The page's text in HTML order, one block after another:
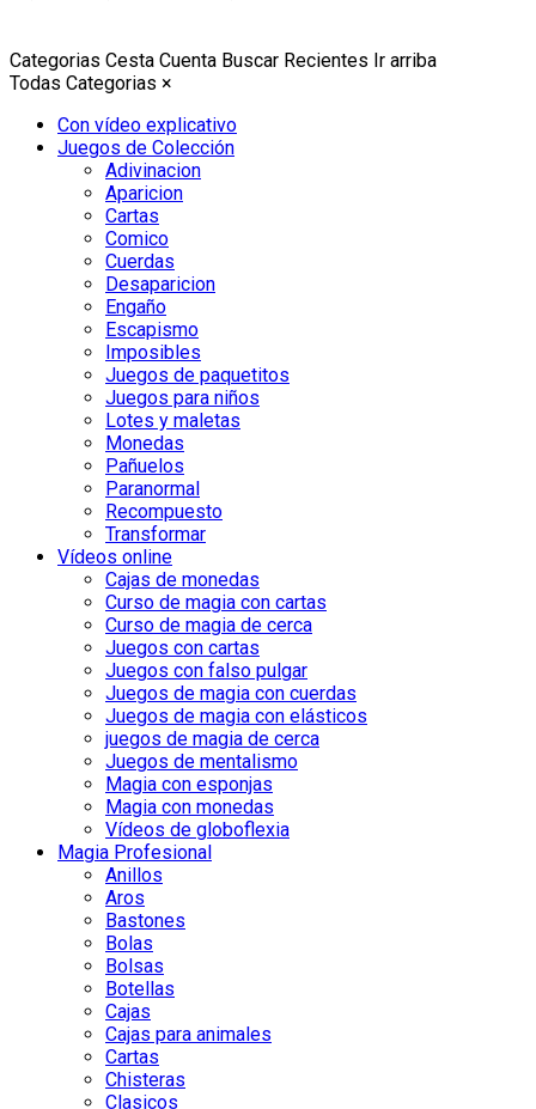
Categorias Cesta Cuenta Buscar Recientes Ir arriba
Todas Categorias ×
Con vídeo explicativo
Juegos de Colección
Adivinacion
Aparicion
Cartas
Comico
Cuerdas
Desaparicion
Engaño
Escapismo
Imposibles
Juegos de paquetitos
Juegos para niños
Lotes y maletas
Monedas
Pañuelos
Paranormal
Recompuesto
Transformar
Vídeos online
Cajas de monedas
Curso de magia con cartas
Curso de magia de cerca
Juegos con cartas
Juegos con falso pulgar
Juegos de magia con cuerdas
Juegos de magia con elásticos
juegos de magia de cerca
Juegos de mentalismo
Magia con esponjas
Magia con monedas
Vídeos de globoflexia
Magia Profesional
Anillos
Aros
Bastones
Bolas
Bolsas
Botellas
Cajas
Cajas para animales
Cartas
Chisteras
Clasicos